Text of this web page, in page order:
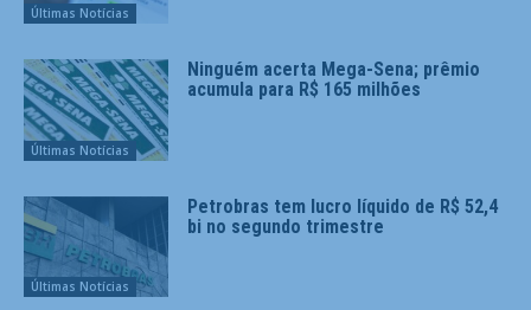
Últimas Notícias
Últimas Notícias
Ninguém acerta Mega-Sena; prêmio
acumula para R$ 165 milhões
Últimas Notícias
Petrobras tem lucro líquido de R$ 52,4
bi no segundo trimestre